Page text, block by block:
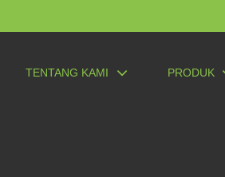
TENTANG KAMI PRODUK